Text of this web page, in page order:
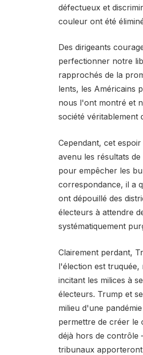
défectueux et
couleur ont été
Des dirigeants
perfectionner notre
rapprochés de la
lents, les Américains
nous l'ont montré et
société véritablement
Cependant, cet
avenu les résultats
pour empêcher les
correspondance, il a
ont dépouillé des
électeurs à attendre
systématiquement
Clairement perdant,
l'élection est truquée,
incitant les milices à
électeurs. Trump et
milieu d'une
permettre de créer le
déjà hors de contrôle
tribunaux